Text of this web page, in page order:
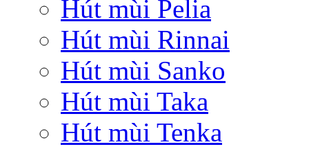
Hút mùi Pelia
Hút mùi Rinnai
Hút mùi Sanko
Hút mùi Taka
Hút mùi Tenka